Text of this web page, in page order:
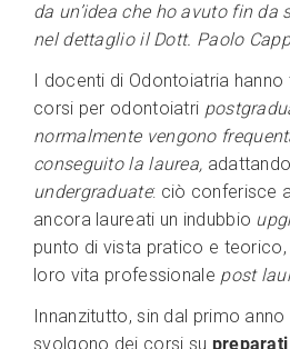
da un’idea che ho avuto fin da
nel dettaglio il Dott. Paolo
I docenti di Odontoiatria
corsi per odontoiatri
normalmente vengono
conseguito la laurea,
undergraduate: ciò conferisce
ancora laureati un indubbio
punto di vista pratico e
loro vita professionale post
Innanzitutto, sin dal primo
svolgono dei corsi su